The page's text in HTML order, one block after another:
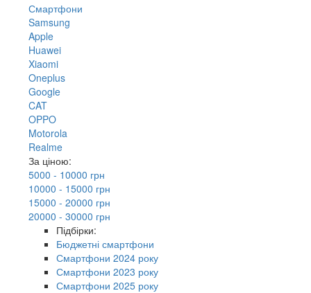
Смартфони
Samsung
Apple
Huawei
Xiaomi
Oneplus
Google
CAT
OPPO
Motorola
Realme
За ціною:
5000 - 10000 грн
10000 - 15000 грн
15000 - 20000 грн
20000 - 30000 грн
Підбірки:
Бюджетні смартфони
Смартфони 2024 року
Смартфони 2023 року
Смартфони 2025 року